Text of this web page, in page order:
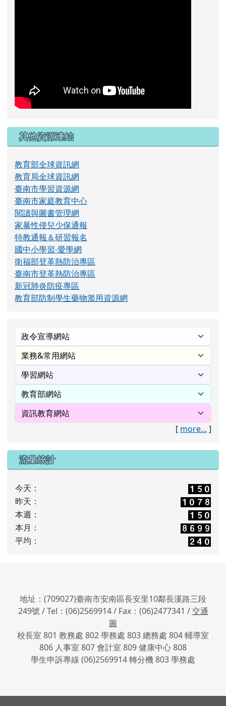
其他資源連結
教育部全球資訊網
教育局全球資訊網
臺南市學習資源網
臺南市家庭教育中心
閱讀與圖書管理網
家暴性侵兒少保通報
特教通報＆研習報名
國中小學習-愛學網
衛福部登革熱防治專區
臺南市登革熱防治專區
新冠肺炎防疫專區
教育部防制學生藥物濫用資源網
[ more... ]
流量統計
今天：
昨天：
本週：
本月：
平均：
地址：(709027)臺南市安南區長安里10鄰長溪路三段
249號 / Tel：(06)2569914 / Fax：(06)2477341 /交通
圖
校長室 801 教務處 802 學務處 803 總務處 804 輔導室
806 人事室 807 會計室 809 健康中心 808
學生申訴專線 (06)2569914 轉分機 803 學務處